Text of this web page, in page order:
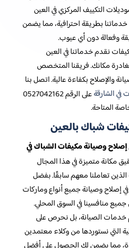
التكييف المركزي في العين
بطريقة احترافية، مما يضمن
وفعالة دون أي عيوب.
نقدم خدماتنا في العين
مكانك. فريقنا المتخصص
والإصلاح بكفاءة عالية. اتصل بنا
الشارقة
على الرقم 0527042162
المتاحة.
شباك بالعين
إصلاح وصيانة مكيفات الشباك في
مكانة متميزة في هذا المجال
تعاملنا معهم سابقًا. بفضل
في إصلاح وصيانة جميع أنواع وماركات
منافسينا في السوق المحلي.
خدمات الصيانة، بل نحرص على
التي نستوردها من وكلاء معتمدين